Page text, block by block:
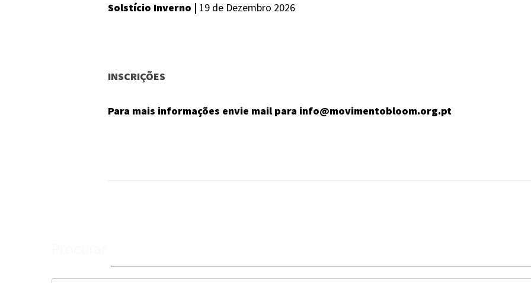
Solstício Inverno | 19 de Dezembro 2026
INSCRIÇÕES
Para mais informações envie mail para info@movimentobloom.org.pt